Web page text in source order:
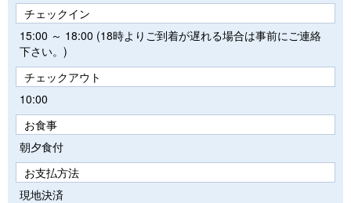
チェックイン
15:00 ～ 18:00 (18時よりご到着が遅れる場合は事前にご連絡
下さい。)
チェックアウト
10:00
お食事
朝夕食付
お支払方法
現地決済